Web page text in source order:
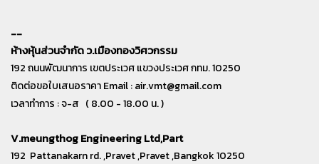
--
ห้างหุ้นส่วนจำกัด ว.เมืองทองวิศวกรรม
192 ถนนพัฒนาการ เขตประเวศ แขวงประเวศ กทม. 10250
ติดต่อขอใบเสนอราคา Email :air.vmt@gmail.com
เวลาทำการ : จ-ส ( 8.00 - 18.00 น. )
V.meungthog Engineering Ltd,Part
192 Pattanakarn rd. ,Pravet ,Pravet ,Bangkok 10250